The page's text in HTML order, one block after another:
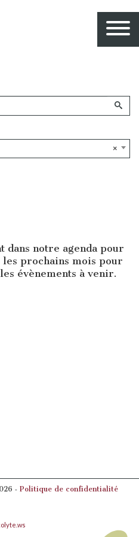
×
dans notre agenda pour
prochains mois pour
évènements à venir.
‐ Politique de confidentialité